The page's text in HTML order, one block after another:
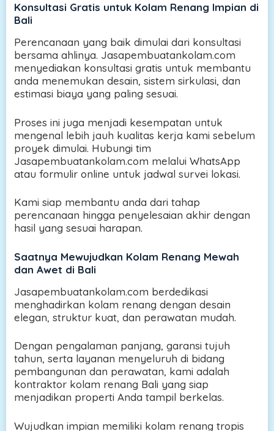
Konsultasi Gratis untuk Kolam Renang Impian di
Bali
Perencanaan yang baik dimulai dari konsultasi
bersama ahlinya. Jasapembuatankolam.com
menyediakan konsultasi gratis untuk membantu
anda menemukan desain, sistem sirkulasi, dan
estimasi biaya yang paling sesuai.
Proses ini juga menjadi kesempatan untuk
mengenal lebih jauh kualitas kerja kami sebelum
proyek dimulai. Hubungi tim
Jasapembuatankolam.com melalui WhatsApp
atau formulir online untuk jadwal survei lokasi.
Kami siap membantu anda dari tahap
perencanaan hingga penyelesaian akhir dengan
hasil yang sesuai harapan.
Saatnya Mewujudkan Kolam Renang Mewah
dan Awet di Bali
Jasapembuatankolam.com berdedikasi
menghadirkan kolam renang dengan desain
elegan, struktur kuat, dan perawatan mudah.
Dengan pengalaman panjang, garansi tujuh
tahun, serta layanan menyeluruh di bidang
pembangunan dan perawatan, kami adalah
kontraktor kolam renang Bali yang siap
menjadikan properti Anda tampil berkelas.
Wujudkan impian memiliki kolam renang tropis